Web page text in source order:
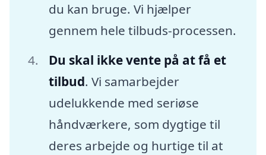
du kan bruge. Vi hjælper
gennem hele tilbuds-processen.
Du skal ikke vente på at få et
tilbud. Vi samarbejder
udelukkende med seriøse
håndværkere, som dygtige til
deres arbejde og hurtige til at